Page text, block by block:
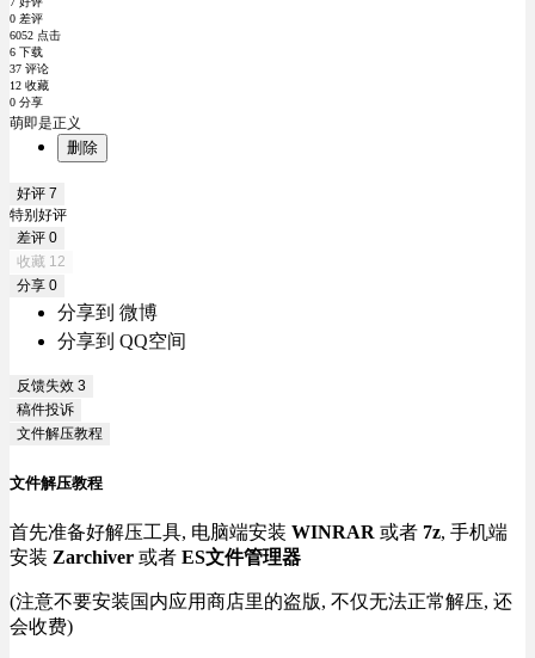
0 差评
6052 点击
6 下载
37 评论
12 收藏
0 分享
萌即是正义
删除
好评 7
特别好评
差评 0
收藏 12
分享 0
分享到 微博
分享到 QQ空间
反馈失效 3
稿件投诉
文件解压教程
文件解压教程
首先准备好解压工具, 电脑端安装 WINRAR 或者 7z, 手机端
安装 Zarchiver 或者 ES文件管理器
(注意不要安装国内应用商店里的盗版, 不仅无法正常解压, 还
会收费)